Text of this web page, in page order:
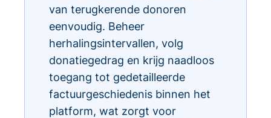
van terugkerende donoren
eenvoudig. Beheer
herhalingsintervallen, volg
donatiegedrag en krijg naadloos
toegang tot gedetailleerde
factuurgeschiedenis binnen het
platform, wat zorgt voor